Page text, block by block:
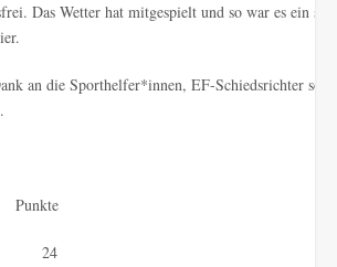
Das Wetter hat mitgespielt und so war es ein
an die Sporthelfer*innen, EF-Schiedsrichter
24